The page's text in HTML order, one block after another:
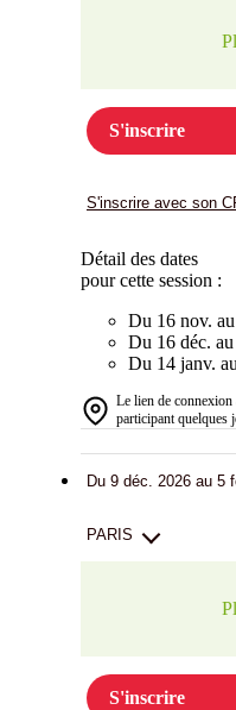
S'inscrire
S'inscrire avec son
Détail des dates
pour cette session :
Du 16 nov.
Du 16 déc.
Du 14 janv.
Le lien de connexion
participant quelques
Du 9 déc. 2026 au 5
PARIS
S'inscrire